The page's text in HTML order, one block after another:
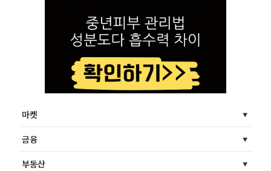
마켓
금융
부동산